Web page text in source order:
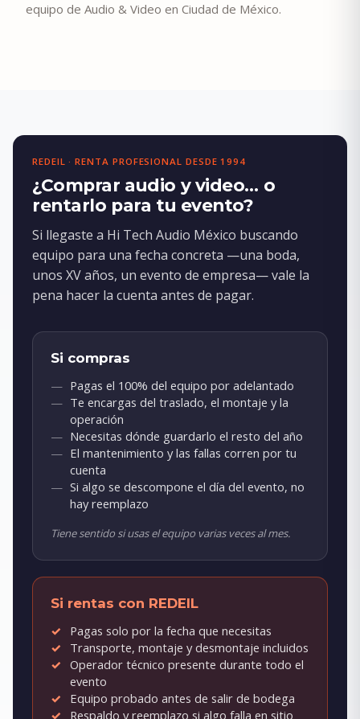
equipo de Audio & Video en Ciudad de México.
REDEIL · RENTA PROFESIONAL DESDE 1994
¿Comprar audio y video… o
rentarlo para tu evento?
Si llegaste a Hi Tech Audio México buscando
equipo para una fecha concreta —una boda,
unos XV años, un evento de empresa— vale la
pena hacer la cuenta antes de pagar.
Si compras
Pagas el 100% del equipo por adelantado
Te encargas del traslado, el montaje y la
operación
Necesitas dónde guardarlo el resto del año
El mantenimiento y las fallas corren por tu
cuenta
Si algo se descompone el día del evento, no
hay reemplazo
Tiene sentido si usas el equipo varias veces al mes.
Si rentas con REDEIL
Pagas solo por la fecha que necesitas
Transporte, montaje y desmontaje incluidos
Operador técnico presente durante todo el
evento
Equipo probado antes de salir de bodega
Respaldo y reemplazo si algo falla en sitio